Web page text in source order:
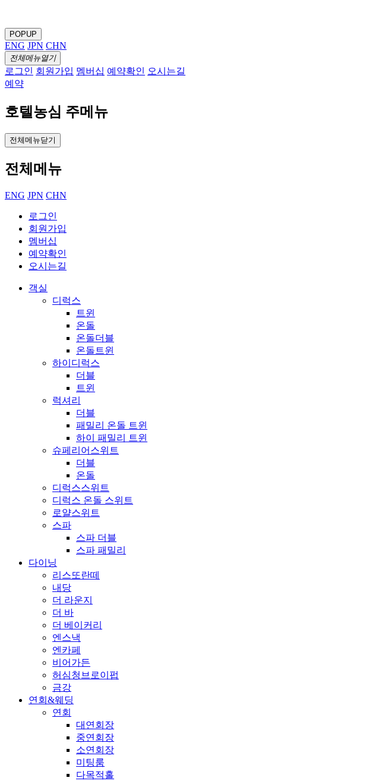
POPUP
ENG JPN CHN
전체메뉴열기
로그인 회원가입 멤버십 예약확인 오시는길
예약
호텔농심 주메뉴
전체메뉴닫기
전체메뉴
ENG JPN CHN
로그인
회원가입
멤버십
예약확인
오시는길
객실
디럭스
트윈
온돌
온돌더블
온돌트윈
하이디럭스
더블
트윈
럭셔리
더블
패밀리 온돌 트윈
하이 패밀리 트윈
슈페리어스위트
더블
온돌
디럭스스위트
디럭스 온돌 스위트
로얄스위트
스파
스파 더블
스파 패밀리
다이닝
리스또란떼
내당
더 라운지
더 바
더 베이커리
엔스낵
엔카페
비어가든
허심청브로이펍
금강
연회&웨딩
연회
대연회장
중연회장
소연회장
미팅룸
다목적홀